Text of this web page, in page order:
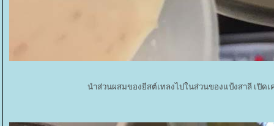
นำส่วนผสมของยีสต์เทลงไปในส่วนของแป้งสาลี เปิด